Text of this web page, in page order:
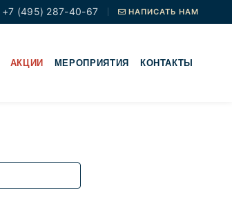
+7 (495) 287-40-67 НАПИСАТЬ НАМ
АКЦИИ МЕРОПРИЯТИЯ КОНТАКТЫ